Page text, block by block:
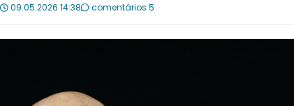
09.05.2026 14:38 comentários 5